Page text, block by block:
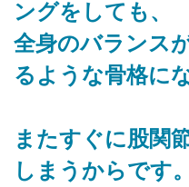
ングをしても、
全身のバランス
るような骨格に
またすぐに股関
しまうからです。